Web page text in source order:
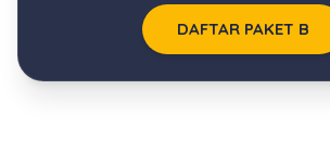
DAFTAR PAKET B